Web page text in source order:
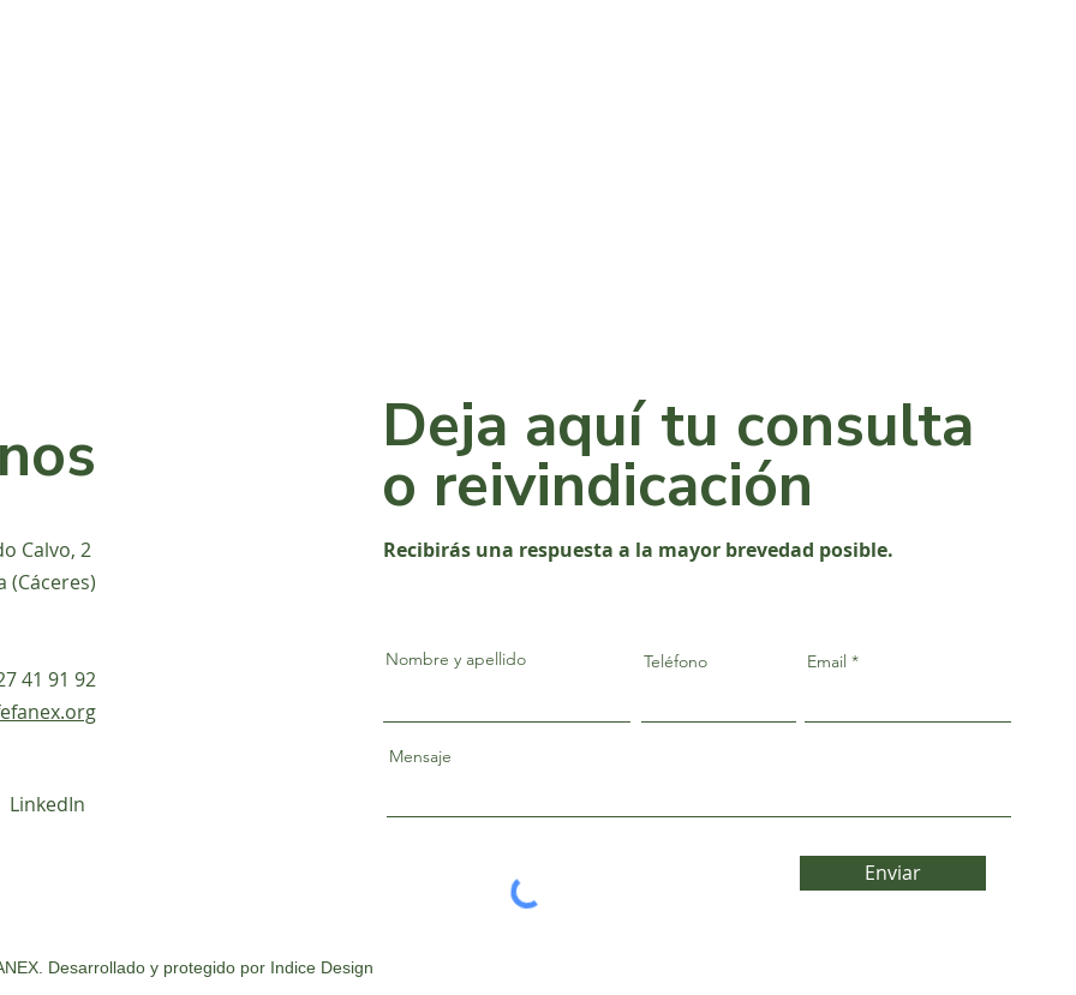
Calvo, 2
(Cáceres)
41 91 92
LinkedIn
Desarrollado y protegido por Indice Design
Deja aquí tu consulta
o reivindicación
Recibirás una respuesta a la mayor brevedad posible.
Nombre y apellido Teléfono Email
Mensaje
Enviar